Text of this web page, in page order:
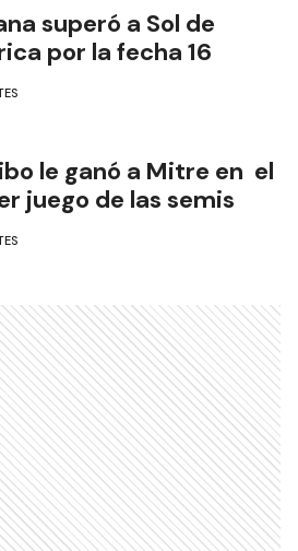
superó a Sol de
por la fecha 16
le ganó a Mitre en el
juego de las semis